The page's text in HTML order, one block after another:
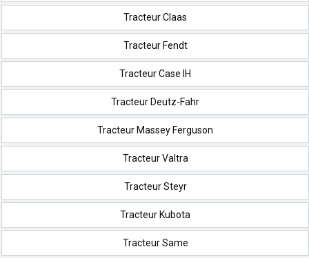
Tracteur Claas
Tracteur Fendt
Tracteur Case IH
Tracteur Deutz-Fahr
Tracteur Massey Ferguson
Tracteur Valtra
Tracteur Steyr
Tracteur Kubota
Tracteur Same